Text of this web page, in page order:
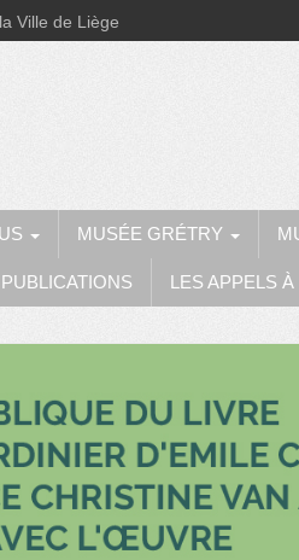
Ville de Liège
MUSÉE GRÉTRY
PUBLICATIONS LES APPELS